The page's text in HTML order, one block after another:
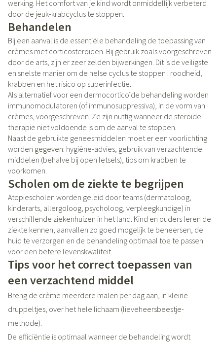
werking. Het comfort van je kind wordt onmiddellijk verbeterd
door de jeuk-krabcyclus te stoppen.
Behandelen
Bij een aanval is de essentiële behandeling de toepassing van
crèmes met corticosteroïden. Bij gebruik zoals voorgeschreven
door de arts, zijn er zeer zelden bijwerkingen. Dit is de veiligste
en snelste manier om de helse cyclus te stoppen : roodheid,
krabben en het risico op superinfectie.
Als alternatief voor een dermocorticoïde behandeling worden
immunomodulatoren (of immunosuppressiva), in de vorm van
crèmes, voorgeschreven. Ze zijn nuttig wanneer de steroïde
therapie niet voldoende is om de aanval te stoppen.
Naast de gebruikte geneesmiddelen moet er een voorlichting
worden gegeven: hygiëne-advies, gebruik van verzachtende
middelen (behalve bij open letsels), tips om krabben te
voorkomen.
Scholen om de ziekte te begrijpen
Atopiescholen worden geleid door teams (dermatoloog,
kinderarts, allergoloog, psycholoog, verpleegkundige) in
verschillende ziekenhuizen in het land. Kind en ouders leren de
ziekte kennen, aanvallen zo goed mogelijk te beheersen, de
huid te verzorgen en de behandeling optimaal toe te passen
voor een betere levenskwaliteit.
Tips voor het correct toepassen van
een verzachtend middel
Breng de crème meerdere malen per dag aan, in kleine
druppeltjes, over het hele lichaam (lieveheersbeestje-
methode).
De efficiëntie is optimaal wanneer de behandeling wordt